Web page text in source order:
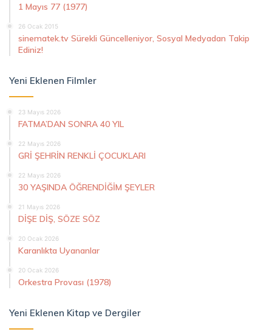
1 Mayıs 77 (1977)
26 Ocak 2015
sinematek.tv Sürekli Güncelleniyor, Sosyal Medyadan Takip
Ediniz!
Yeni Eklenen Filmler
23 Mayıs 2026
FATMA’DAN SONRA 40 YIL
22 Mayıs 2026
GRİ ŞEHRİN RENKLİ ÇOCUKLARI
22 Mayıs 2026
30 YAŞINDA ÖĞRENDİĞİM ŞEYLER
21 Mayıs 2026
DİŞE DİŞ, SÖZE SÖZ
20 Ocak 2026
Karanlıkta Uyananlar
20 Ocak 2026
Orkestra Provası (1978)
Yeni Eklenen Kitap ve Dergiler